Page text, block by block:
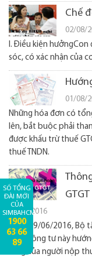
Chế
02/08/
I. Điều kiện hưởngCon
sóc, có xác nhận của
01/08/
Những hóa đơn có
lên, bắt buộc phải
được khấu trừ thuế
thuế TNDN.
GTGT
19/07/2016
Ngày 29/06/2016, Bộ
BTCThông tư này
tăng của người nộp
SỐ TỔNG
ĐÀI MỚI
CỦA
SIMBAHCM:
1900
63 66
89